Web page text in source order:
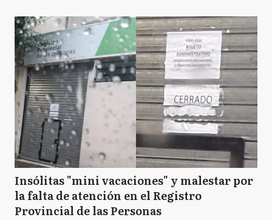
Insólitas "mini vacaciones" y malestar por
la falta de atención en el Registro
Provincial de las Personas